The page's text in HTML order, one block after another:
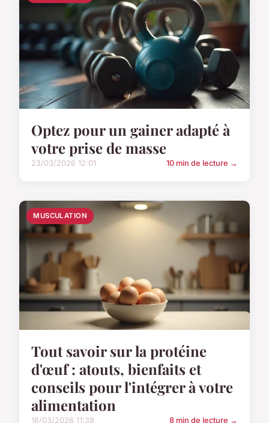
Optez pour un gainer adapté à
votre prise de masse
23/03/2026 12:01 10 min de lecture →
MUSCULATION
Tout savoir sur la protéine
d'œuf : atouts, bienfaits et
conseils pour l'intégrer à votre
alimentation
16/03/2026 11:38 8 min de lecture →